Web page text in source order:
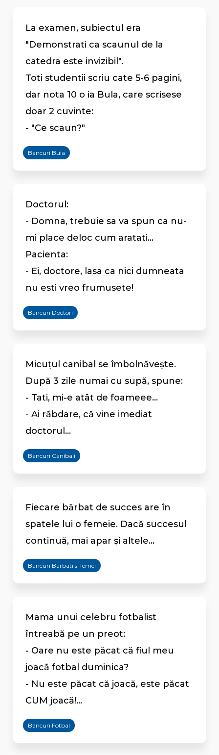
La examen, subiectul era
"Demonstrati ca scaunul de la
catedra este invizibil".
Toti studentii scriu cate 5-6 pagini,
dar nota 10 o ia Bula, care scrisese
doar 2 cuvinte:
- "Ce scaun?"
Bancuri Bula
Doctorul:
- Domna, trebuie sa va spun ca nu-
mi place deloc cum aratati...
Pacienta:
- Ei, doctore, lasa ca nici dumneata
nu esti vreo frumusete!
Bancuri Doctori
Micuțul canibal se îmbolnăvește.
După 3 zile numai cu supă, spune:
- Tati, mi-e atât de foameee...
- Ai răbdare, că vine imediat
doctorul...
Bancuri Canibali
Fiecare bărbat de succes are în
spatele lui o femeie. Dacă succesul
continuă, mai apar și altele...
Bancuri Barbati si femei
Mama unui celebru fotbalist
întreabă pe un preot:
- Oare nu este păcat că fiul meu
joacă fotbal duminica?
- Nu este păcat că joacă, este păcat
CUM joacă!...
Bancuri Fotbal